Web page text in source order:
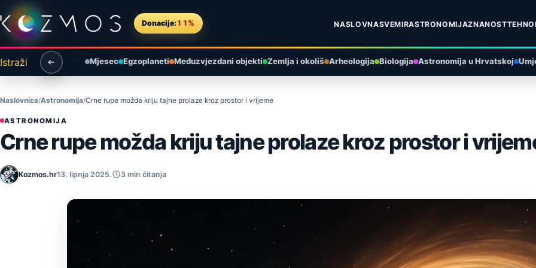
Preskoči na sadržaj
Donacije: 11% NASLOVNASVEMIRASTRONOMIJAZNANOST
Istraži Mjesec Egzoplaneti Međuzvjezdani objekti Zemlja i okoliš Arheologija Biologija Astronomija u Hrvatskoj
Naslovnica Astronomija Crne rupe možda kriju tajne prolaze kroz prostor i vrijeme
ASTRONOMIJA
Crne rupe možda kriju tajne prolaze kroz prostor i
Kozmos.hr13. lipnja 2025. 3 min čitanja